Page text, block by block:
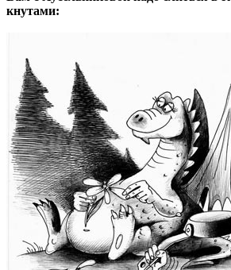
кнутами: